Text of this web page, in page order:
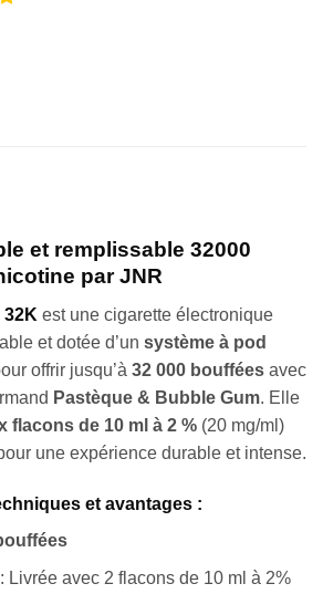
et remplissable 32000
par JNR
32K est une cigarette électronique
et dotée d’un système à pod
offrir jusqu’à 32 000 bouffées avec
Pastèque & Bubble Gum. Elle
flacons de 10 ml à 2 % (20 mg/ml)
une expérience durable et intense.
et avantages :
Livrée avec 2 flacons de 10 ml à 2%